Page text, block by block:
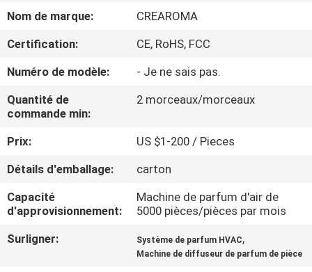
SHOW
AU
DE
NOUS
VISITE
D'USINE
CONTRÔLE
Nom de marque:
CREAROMA
Certification:
CE, RoHS, FCC
Numéro de modèle:
- Je ne sais pas.
Quantité de
commande min:
2 morceaux/morceaux
Prix:
US $1-200 / Pieces
Détails d'emballage:
carton
Capacité
d'approvisionnement:
Machine de parfum d'air de
5000 pièces/pièces par mois
Surligner:
Système de parfum HVAC,
Machine de diffuseur de parfum de pièce